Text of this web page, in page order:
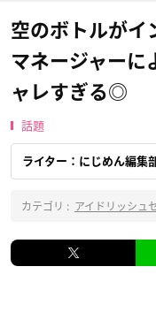
空のボトルがイ
マネージャーに
ャレすぎる◎
話題
ライター：にじめん編集
カテゴリ : アイドリッシュ